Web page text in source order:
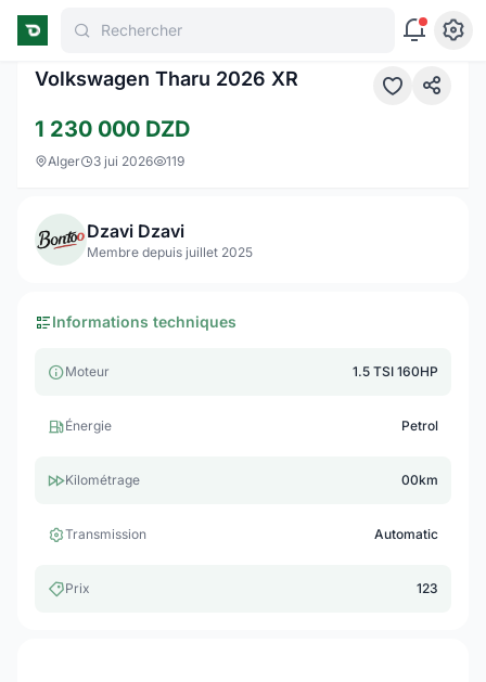
Rechercher 1 / 10
Volkswagen Tharu 2026 XR
1 230 000 DZD
Alger 3 jui 2026 119
Dzavi Dzavi
Membre depuis juillet 2025
Informations techniques
Moteur 1.5 TSI 160HP
Énergie Petrol
Kilométrage 00km
Transmission Automatic
Prix 123